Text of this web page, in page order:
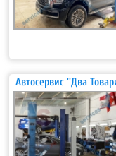
Автосервис ''Два